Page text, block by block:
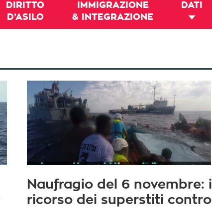
DIRITTO
D’ASILO
IMMIGRAZIONE
& INTEGRAZIONE
DATI
Naufragio del 6 novembre: il
ricorso dei superstiti contro